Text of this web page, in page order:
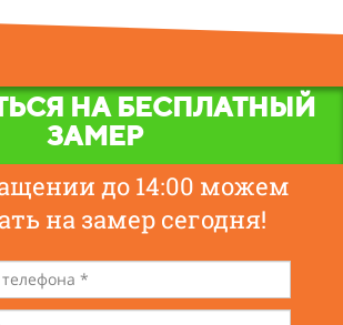
НА БЕСПЛАТНЫЙ
ЗАМЕР
до 14:00 можем
на замер сегодня!